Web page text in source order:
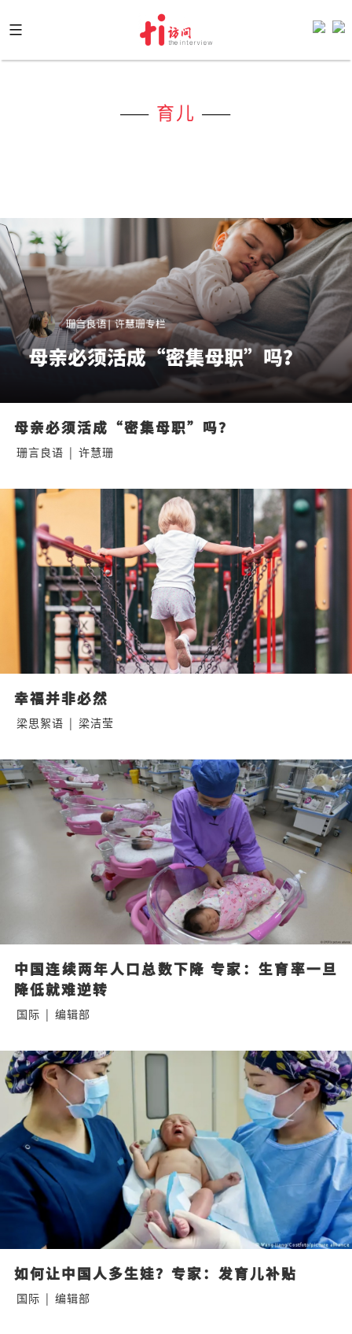
to
content
—— 育儿 ——
母亲必须活成“密集母职”吗？
珊言良语 | 许慧珊
幸福并非必然
梁思絮语 | 梁洁莹
中国连续两年人口总数下降 专家：生育率一旦
降低就难逆转
国际 | 编辑部
如何让中国人多生娃？专家：发育儿补贴
国际 | 编辑部